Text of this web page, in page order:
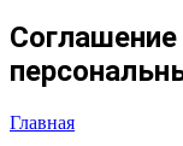
Соглашение
Главная